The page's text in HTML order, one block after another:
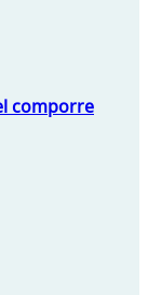
comporre